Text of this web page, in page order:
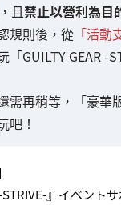
，且禁止以營利為目
規則後，從 「活動
GUILTY GEAR -
需再稍等，「豪華
吧！
-STRIVE-』イベント